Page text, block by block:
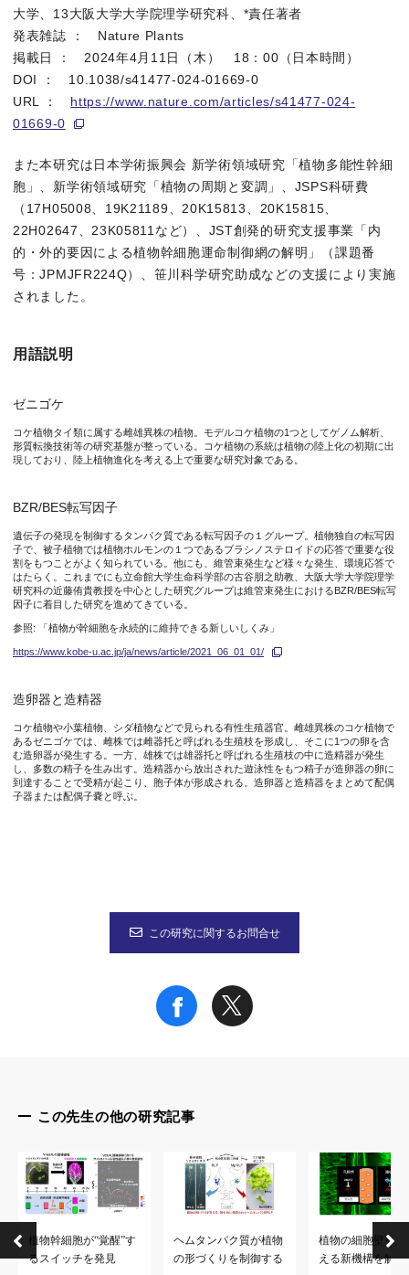
MpBZR3 はBZR/BES転写因子をコードしていました。BZR/
社会的な意義
コケ植物の有性生殖器官発生の分子メカニズムの理解は、モデ
大学、13大阪大学大学院理学研究科、*責任著者
発表雑誌 ： Nature Plants
掲載日 ： 2024年4月11日（木） 18：00（日本時間）
DOI ： 10.1038/s41477-024-01669-0
URL ： https://www.nature.com/articles/s41477-024-
01669-0
また本研究は日本学術振興会 新学術領域研究「植物多能性幹細
胞」、新学術領域研究「植物の周期と変調」、JSPS科研費
（17H05008、19K21189、20K15813、20K15815、
22H02647、23K05811など）、JST創発的研究支援事業「内
的・外的要因による植物幹細胞運命制御網の解明」（課題番
号：JPMJFR224Q）、笹川科学研究助成などの支援により実施
されました。
用語説明
ゼニゴケ
コケ植物タイ類に属する雌雄異株の植物。モデルコケ植物の1つとしてゲノム解析、
形質転換技術等の研究基盤が整っている。コケ植物の系統は植物の陸上化の初期に出
現しており、陸上植物進化を考える上で重要な研究対象である。
BZR/BES転写因子
遺伝子の発現を制御するタンパク質である転写因子の１グループ。植物独自の転写因
子で、被子植物では植物ホルモンの１つであるブラシノステロイドの応答で重要な役
割をもつことがよく知られている。他にも、維管束発生など様々な発生、環境応答で
はたらく。これまでにも立命館大学生命科学部の古谷朋之助教、大阪大学大学院理学
研究科の近藤侑貴教授を中心とした研究グループは維管束発生におけるBZR/BES転写
因子に着目した研究を進めてきている。
参照: 「植物が幹細胞を永続的に維持できる新しいしくみ」
https://www.kobe-u.ac.jp/ja/news/article/2021_06_01_01/
造卵器と造精器
コケ植物や小葉植物、シダ植物などで見られる有性生殖器官。雌雄異株のコケ植物で
あるゼニゴケでは、雌株では雌器托と呼ばれる生殖枝を形成し、そこに1つの卵を含
む造卵器が発生する。一方、雄株では雄器托と呼ばれる生殖枝の中に造精器が発生
し、多数の精子を生み出す。造精器から放出された遊泳性をもつ精子が造卵器の卵に
到達することで受精が起こり、胞子体が形成される。造卵器と造精器をまとめて配偶
子器または配偶子嚢と呼ぶ。
この研究に関するお問合せ
この先生の他の研究記事
植物幹細胞が“覚醒”す
るスイッチを発見
ヘムタンパク質が植物
の形づくりを制御する
植物の細胞壁を作
える新機構を解明